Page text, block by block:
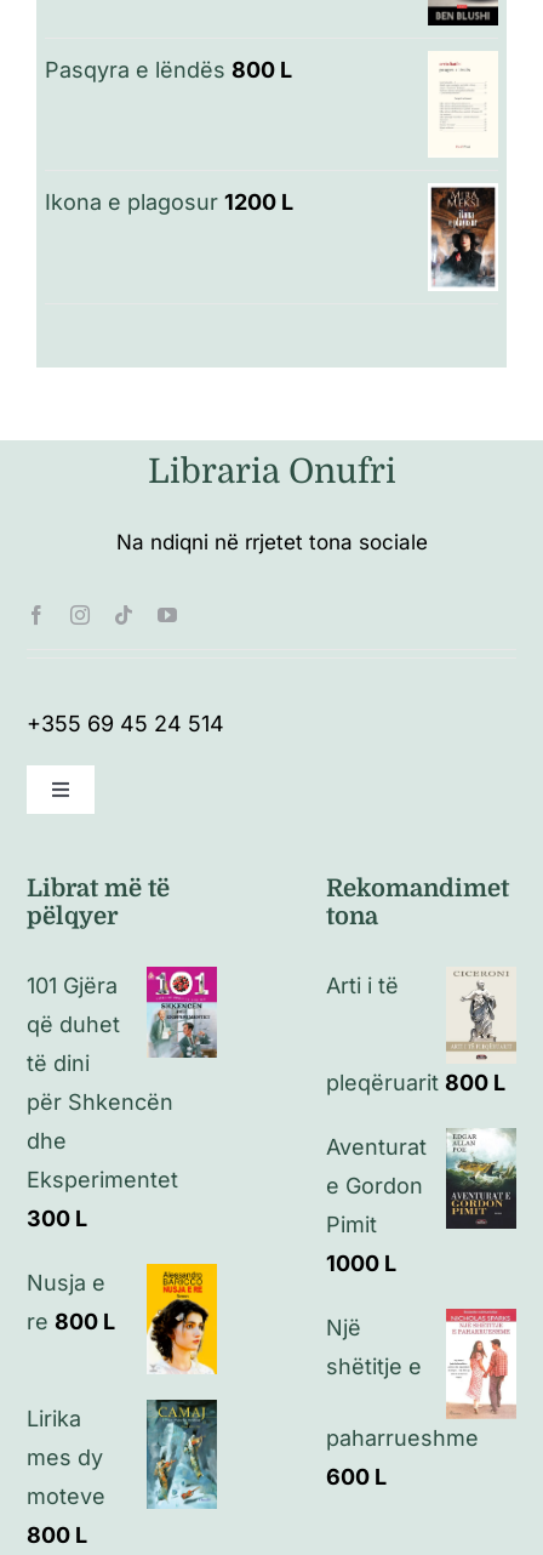
Pasqyra e lëndës 800 L
Ikona e plagosur 1200 L
Libraria Onufri
Na ndiqni në rrjetet tona sociale
+355 69 45 24 514
Toggle
Politikat e kthimeve
Politikat e privatësisë
Kontakt
Librat më të
pëlqyer
101 Gjëra
që duhet
të dini
për Shkencën
dhe
Eksperimentet
300 L
Nusja e
re 800 L
Lirika
mes dy
moteve
800 L
Rekomandimet
tona
Arti i të
pleqëruarit 800 L
Aventurat
e Gordon
Pimit
1000 L
Një
shëtitje e
paharrueshme
600 L